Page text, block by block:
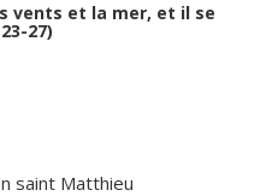
vents et la mer, et il se
27)
saint Matthieu